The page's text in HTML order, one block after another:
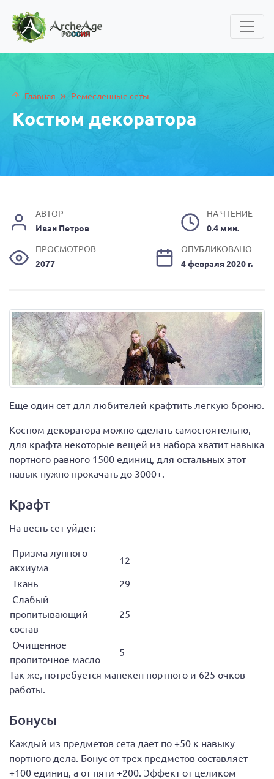
Главная » Ремесленные сеты
Костюм декоратора
АВТОР
Иван Петров
НА ЧТЕНИЕ
0.4 мин.
ПРОСМОТРОВ
2077
ОПУБЛИКОВАНО
4 февраля 2020 г.
Еще один сет для любителей крафтить легкую броню.
Костюм декоратора можно сделать самостоятельно,
для крафта некоторые вещей из набора хватит навыка
портного равного 1500 единиц, для остальных этот
навык нужно прокачать до 3000+.
Крафт
На весть сет уйдет:
Призма лунного
акхиума
12
Ткань
29
Слабый
пропитывающий
состав
25
Очищенное
пропиточное масло
5
Так же, потребуется манекен портного и 625 очков
работы.
Бонусы
Каждый из предметов сета дает по +50 к навыку
портного дела. Бонус от трех предметов составляет
+100 единиц, а от пяти +200. Эффект от целиком